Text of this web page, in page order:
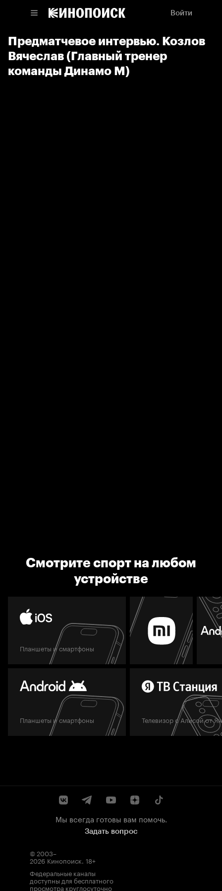
Войти
Предматчевое интервью. Козлов
Вячеслав (Главный тренер
команды Динамо М)
Смотрите спорт на любом
устройстве
Планшеты и смартфоны
Планшеты и смартфоны Телевизор с Алисой от
Мы всегда готовы вам помочь.
Задать вопрос
© 2003–
2026 Кинопоиск. 18+
Федеральные каналы
доступны для бесплатного
просмотра круглосуточно